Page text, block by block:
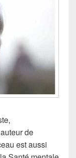
de
est aussi